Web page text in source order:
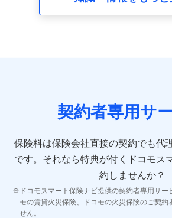
取引先としての選定業務、営業情報の提
10.受託業務の 個人情報
11.マイカー通勤管理クラウド並び
ビスに関してのお問い合わせ情報
各種お問い合わせに対応するため
当社のサービスに関する情報提供や、皆
をお送りするため
契約者専用サ
保険料は保険会社直接の契約でも代
です。 それなら特典が付くドコモス
約しませんか？
ドコモスマート保険ナビ提供の契約者専用サー
モの賃貸火災保険、ドコモの火災保険のご契約
せん。